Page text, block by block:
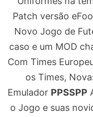
Patch versão
Novo Jogo de
caso e um MOD
Com Times
os Times,
Emulador PPSSPP
o Jogo e suas